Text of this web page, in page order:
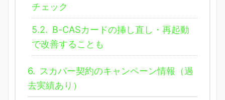
チェック
5.2. B-CASカードの挿し直し・再起動
で改善することも
6. スカパー契約のキャンペーン情報（過
去実績あり）